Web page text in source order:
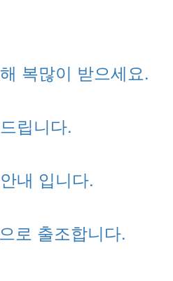
복많이 받으세요.
립니다.
내 입니다.
로 출조합니다.